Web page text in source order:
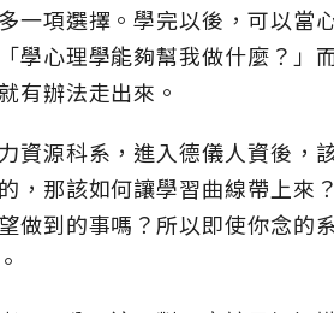
一項選擇。學完以後，可以當
學心理學能夠幫我做什麼？」
有辦法走出來。
資源科系，進入德儀人資後，
，那該如何讓學習曲線帶上來
做到的事嗎？所以即使你念的